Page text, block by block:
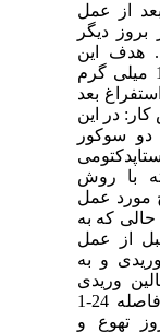
از عمل
دیگر
هدف این
مطالعه ارزیابی اثر پروفیلاکسی 16 میلی گرم
بعد
در این
دو سوکور
عمل استاپدکتومی
با روش
مورد عمل
که به
از عمل
وریدی و به
سالین وریدی
(پلاسبو) تزریق گردید. بیماران در فاصله 24-1
تهوع و